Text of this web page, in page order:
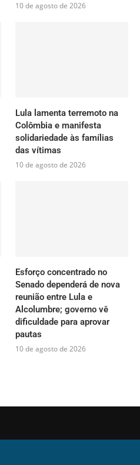
10 de agosto de 2026
Lula lamenta terremoto na
Colômbia e manifesta
solidariedade às famílias
das vítimas
10 de agosto de 2026
Esforço concentrado no
Senado dependerá de nova
reunião entre Lula e
Alcolumbre; governo vê
dificuldade para aprovar
pautas
10 de agosto de 2026